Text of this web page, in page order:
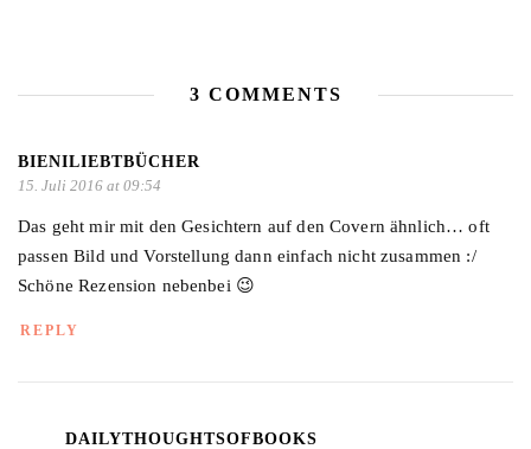
3 COMMENTS
BIENILIEBTBÜCHER
15. Juli 2016 at 09:54
Das geht mir mit den Gesichtern auf den Covern ähnlich… oft
passen Bild und Vorstellung dann einfach nicht zusammen :/
Schöne Rezension nebenbei 😉
REPLY
DAILYTHOUGHTSOFBOOKS